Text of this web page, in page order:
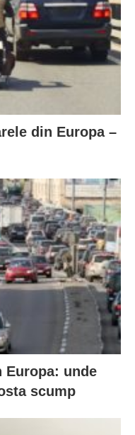
din Europa –
Europa: unde
scump